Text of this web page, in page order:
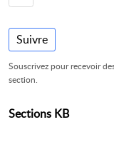
Suivre
Souscrivez pour recevoir
section.
Sections KB